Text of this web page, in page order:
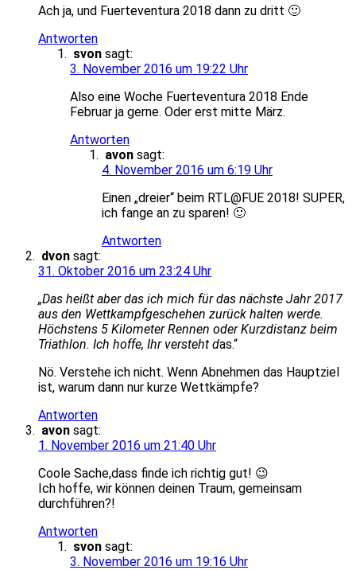
Ach ja, und Fuerteventura 2018 dann zu dritt 🙂
Antworten
svon sagt:
3. November 2016 um 19:22 Uhr
Also eine Woche Fuerteventura 2018 Ende
Februar ja gerne. Oder erst mitte März.
Antworten
avon sagt:
4. November 2016 um 6:19 Uhr
Einen „dreier“ beim RTL@FUE 2018! SUPER,
ich fange an zu sparen! 🙂
Antworten
dvon sagt:
31. Oktober 2016 um 23:24 Uhr
„Das heißt aber das ich mich für das nächste Jahr 2017
aus den Wettkampfgeschehen zurück halten werde.
Höchstens 5 Kilometer Rennen oder Kurzdistanz beim
Triathlon. Ich hoffe, Ihr versteht das.“
Nö. Verstehe ich nicht. Wenn Abnehmen das Hauptziel
ist, warum dann nur kurze Wettkämpfe?
Antworten
avon sagt:
1. November 2016 um 21:40 Uhr
Coole Sache,dass finde ich richtig gut! 😉
Ich hoffe, wir können deinen Traum, gemeinsam
durchführen?!
Antworten
svon sagt:
3. November 2016 um 19:16 Uhr